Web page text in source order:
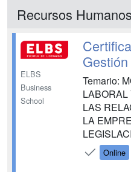
Recursos Humanos
ELBS
Business
School
Temario:
LABORAL
LAS
LA
Online